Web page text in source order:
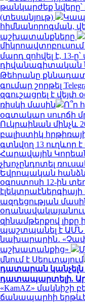
թանկարժեք
(տեսանյութ)
հիմնանորոգման,
աշխատանքները
միկրոավտոբուսում
մարդ զոհվել է, 13-
դիվանագիտական
Թեհրանը
գումար շորթել
զգուշացրել է
ռիսկի մասին
Ո՞ր
օգտակար սուրճի
Ուկրաինան մինչև
բալիստիկ
գտնվող 13 ուղևոր
Հարավային
չխոչընդոտել
Եվրոպական
օգոստոսի 12-ին
ազդեցության
օդանավակայանում
զինամթերքով լիքը
պաշտպանել է
նախարարին․
աշխատանքից»
մնում է Սեուտայում
դատարան կանչելն
դատապարտելի.
«KamAZ» մակնիշի
ճանապարհի